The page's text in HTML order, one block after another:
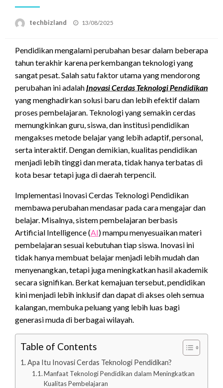
techbizland
Posted
13/08/2025
Pendidikan mengalami perubahan besar dalam beberapa
tahun terakhir karena perkembangan teknologi yang
sangat pesat. Salah satu faktor utama yang mendorong
perubahan ini adalah Inovasi Cerdas Teknologi Pendidikan
yang menghadirkan solusi baru dan lebih efektif dalam
proses pembelajaran. Teknologi yang semakin cerdas
memungkinkan guru, siswa, dan institusi pendidikan
mengakses metode belajar yang lebih adaptif, personal,
serta interaktif. Dengan demikian, kualitas pendidikan
menjadi lebih tinggi dan merata, tidak hanya terbatas di
kota besar tetapi juga di daerah terpencil.
Implementasi Inovasi Cerdas Teknologi Pendidikan
membawa perubahan mendasar pada cara mengajar dan
belajar. Misalnya, sistem pembelajaran berbasis
Artificial Intelligence (AI) mampu menyesuaikan materi
pembelajaran sesuai kebutuhan tiap siswa. Inovasi ini
tidak hanya membuat belajar menjadi lebih mudah dan
menyenangkan, tetapi juga meningkatkan hasil akademik
secara signifikan. Berkat kemajuan tersebut, pendidikan
kini menjadi lebih inklusif dan dapat di akses oleh semua
kalangan, membuka peluang yang lebih luas bagi
generasi muda di berbagai wilayah.
Table of Contents
Apa Itu Inovasi Cerdas Teknologi Pendidikan?
Manfaat Teknologi Pendidikan dalam Meningkatkan
Kualitas Pembelajaran